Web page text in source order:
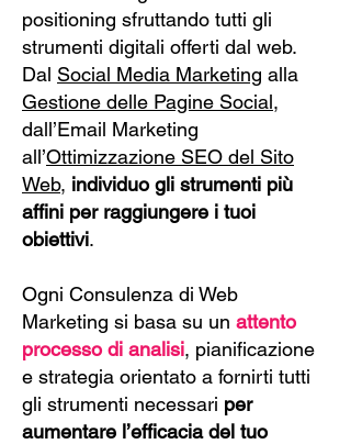
positioning sfruttando tutti gli
strumenti digitali offerti dal web.
Dal Social Media Marketing alla
Gestione delle Pagine Social,
dall’Email Marketing
all’Ottimizzazione SEO del Sito
Web, individuo gli strumenti più
affini per raggiungere i tuoi
obiettivi.
Ogni Consulenza di Web
Marketing si basa su un attento
processo di analisi, pianificazione
e strategia orientato a fornirti tutti
gli strumenti necessari per
aumentare l’efficacia del tuo